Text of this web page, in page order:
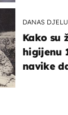
DANAS
Kako su
higijenu
navike